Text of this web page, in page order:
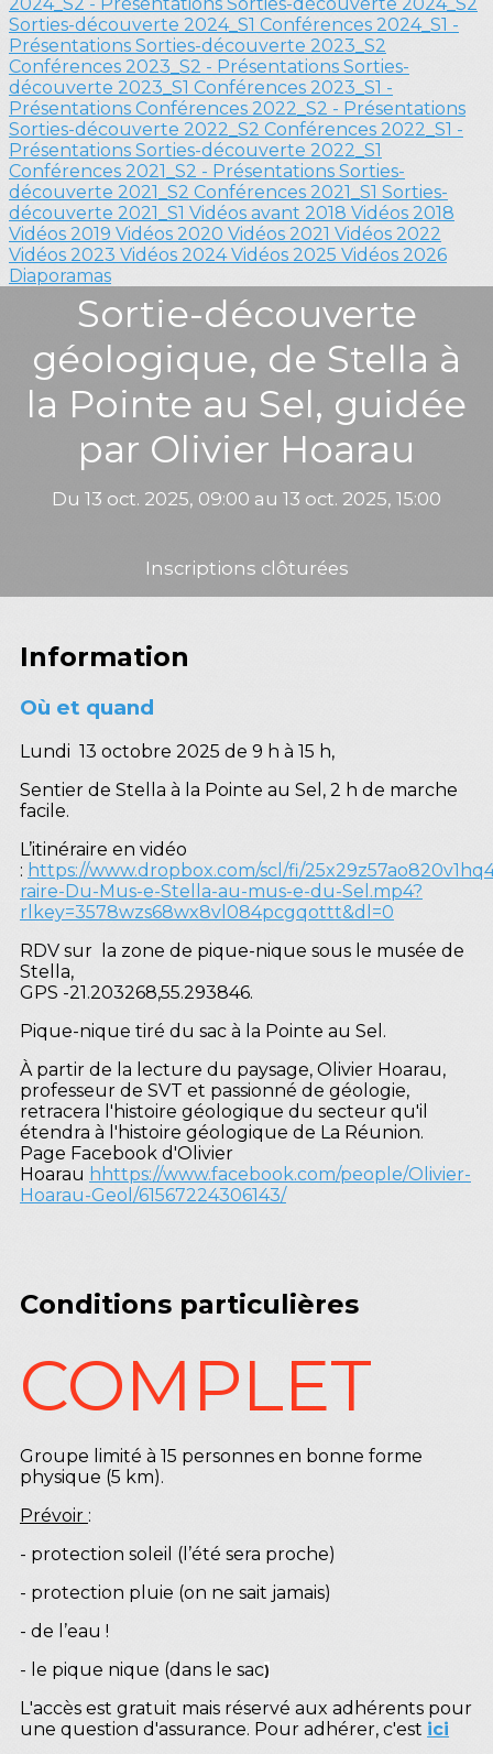
Sorties-découverte 2024_S1 Conférences 2024_S1 -
Présentations Sorties-découverte 2023_S2
Conférences 2023_S2 - Présentations Sorties-
découverte 2023_S1 Conférences 2023_S1 -
Présentations Conférences 2022_S2 - Présentations
Sorties-découverte 2022_S2 Conférences 2022_S1 -
Présentations Sorties-découverte 2022_S1
Conférences 2021_S2 - Présentations Sorties-
découverte 2021_S2 Conférences 2021_S1 Sorties-
découverte 2021_S1 Vidéos avant 2018 Vidéos 2018
Vidéos 2019 Vidéos 2020 Vidéos 2021 Vidéos 2022
Vidéos 2023 Vidéos 2024Vidéos 2025 Vidéos 2026
Diaporamas
Sortie-découverte
géologique, de Stella à
la Pointe au Sel, guidée
par Olivier Hoarau
Du 13 oct. 2025, 09:00 au 13 oct. 2025, 15:00
Inscriptions clôturées
Information
Où et quand
Lundi 13 octobre 2025 de 9 h à 15 h,
Sentier de Stella à la Pointe au Sel, 2 h de marche
facile.
L’itinéraire en vidéo
: https://www.dropbox.com/scl/fi/
raire-Du-Mus-e-Stella-au-mus-e-du-Sel.mp4?
rlkey=3578wzs68wx8vl084pcgqottt&dl=0
RDV sur la zone de pique-nique sous le musée de
Stella,
GPS -21.203268,55.293846.
Pique-nique tiré du sac à la Pointe au Sel.
À partir de la lecture du paysage, Olivier Hoarau,
professeur de SVT et passionné de géologie,
retracera l'histoire géologique du secteur qu'il
étendra à l'histoire géologique de La Réunion.
Page Facebook d'Olivier
Hoarau hhttps://www.facebook.com/people/Olivier-
Hoarau-Geol/61567224306143/
Conditions particulières
COMPLET
Groupe limité à 15 personnes en bonne forme
physique (5 km).
Prévoir :
- protection soleil (l’été sera proche)
- protection pluie (on ne sait jamais)
- de l’eau !
- le pique nique (dans le sac)
L'accès est gratuit mais réservé aux adhérents pour
une question d'assurance. Pour adhérer, c'est ici